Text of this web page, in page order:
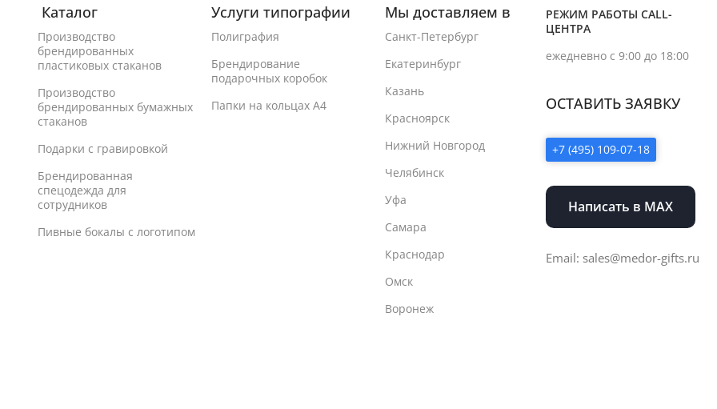
Каталог
Производство
брендированных
пластиковых стаканов
Производство
брендированных бумажных
стаканов
Подарки с гравировкой
Брендированная
спецодежда для
сотрудников
Пивные бокалы с логотипом
Услуги типографии
Полиграфия
Брендирование
подарочных коробок
Папки на кольцах А4
Мы доставляем в
Санкт-Петербург
Екатеринбург
Казань
Красноярск
Нижний Новгород
Челябинск
Уфа
Самара
Краснодар
Омск
Воронеж
РЕЖИМ РАБОТЫ CALL-
ЦЕНТРА
ежедневно с 9:00 до 18:00
ОСТАВИТЬ ЗАЯВКУ
+7 (495) 109-07-18
Написать в MAX
Email: sales@medor-gifts.ru